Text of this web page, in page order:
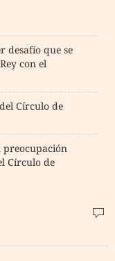
desafío que se
con el
Círculo de
preocupación
Círculo de